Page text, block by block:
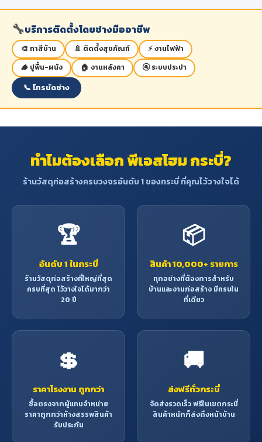
🔧บริการติดตั้งโดยช่างมืออาชีพ
🎨 ทาสีบ้าน 🚿 ติดตั้งสุขภัณฑ์
⚡ งานไฟฟ้า
🪵 ปูพื้น-ผนัง
🏠 งานหลังคา 🚰 ระบบประปา
📞 โทรนัดช่าง
ทำไมต้องเลือก พีเอสโฮม กระบี่?
ร้านวัสดุก่อสร้างครบวงจรอันดับ 1 ของกระบี่ ที่คุณไว้วางใจได้
🏆
อันดับ 1 ในกระบี่
ร้านวัสดุก่อสร้างที่ใหญ่ที่สุด
ครบที่สุด ไว้วางใจได้มากว่า
20 ปี
📦
สินค้า 10,000+ รายการ
ทุกอย่างที่ต้องการสำหรับ
บ้านและงานก่อสร้าง มีครบใน
ที่เดียว
💲
ราคาโรงงาน ถูกกว่า
ซื้อตรงจากผู้แทนจำหน่าย
ราคาถูกกว่าห้างสรรพสินค้า
รับประกัน
🚚
ส่งฟรีทั่วกระบี่
จัดส่งรวดเร็ว ฟรีในเขตกระบี่
สินค้าหนักก็ส่งถึงหน้าบ้าน